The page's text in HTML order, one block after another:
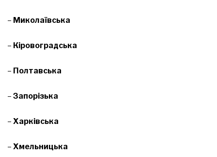
– Миколаївська
– Кіровоградська
– Полтавська
– Запорізька
– Харківська
– Хмельницька